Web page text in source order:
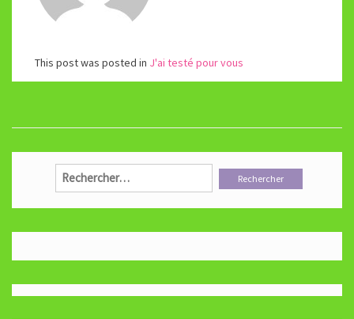
This post was posted in J'ai testé pour vous
Rechercher :